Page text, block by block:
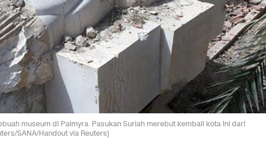
museum di Palmyra. Pasukan Suriah merebut kembali kota ini dari
SANA/Handout via Reuters)